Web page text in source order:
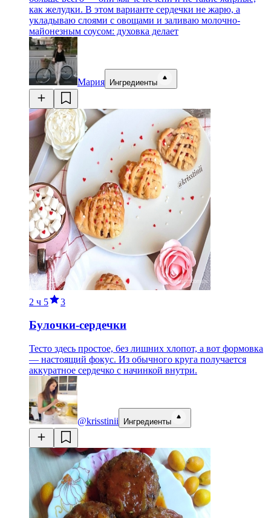
как желудки. В этом варианте сердечки не жарю, а
укладываю слоями с овощами и заливаю молочно-
майонезным соусом: духовка делает
Мария Ингредиенты
2 ч 5 3
Булочки-сердечки
Тесто здесь простое, без лишних хлопот, а вот формовка
— настоящий фокус. Из обычного круга получается
аккуратное сердечко с начинкой внутри.
@krisstinii Ингредиенты